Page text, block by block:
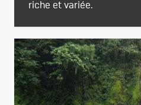
riche et variée.